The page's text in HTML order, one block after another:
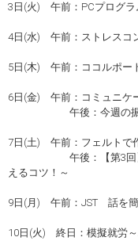
3日(火) 午前：PCプログ
4日(水) 午前：ストレスコ
5日(木) 午前：ココルポー
6日(金) 午前：コミュニケ
午後：今週の振り
7日(土) 午前：フェルトで
午後：【第3回】今日
えるコツ！～
9日(月) 午前：JST 話を簡
10日(火) 終日：模擬就労